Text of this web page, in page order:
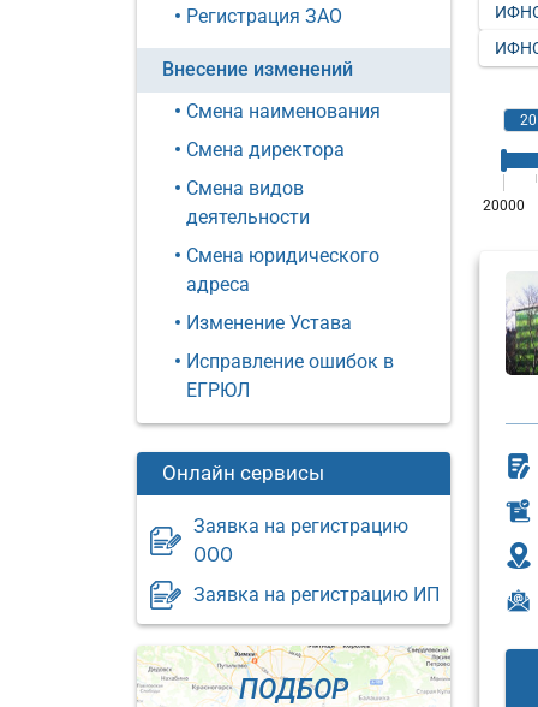
Регистрация ЗАО
Внесение изменений
Смена наименования
Смена директора
Смена видов
деятельности
Смена юридического
адреса
Изменение Устава
Исправление ошибок в
ЕГРЮЛ
Онлайн сервисы
Заявка на регистрацию
ООО
Заявка на регистрацию ИП
ПОДБОР